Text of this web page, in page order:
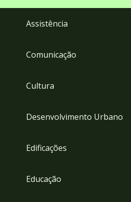
Assistência
Comunicação
Cultura
Desenvolvimento Urbano
Edificações
Educação